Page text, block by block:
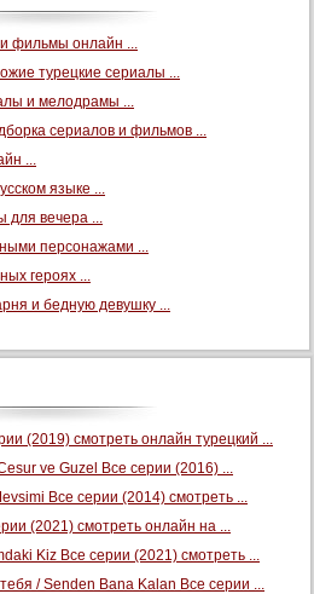
фильмы онлайн ...
турецкие сериалы ...
и мелодрамы ...
сериалов и фильмов ...
...
языке ...
для вечера ...
персонажами ...
героях ...
и бедную девушку ...
(2019) смотреть онлайн турецкий ...
ve Guzel Все серии (2016) ...
Все серии (2014) смотреть ...
(2021) смотреть онлайн на ...
Kiz Все серии (2021) смотреть ...
/ Senden Bana Kalan Все серии ...